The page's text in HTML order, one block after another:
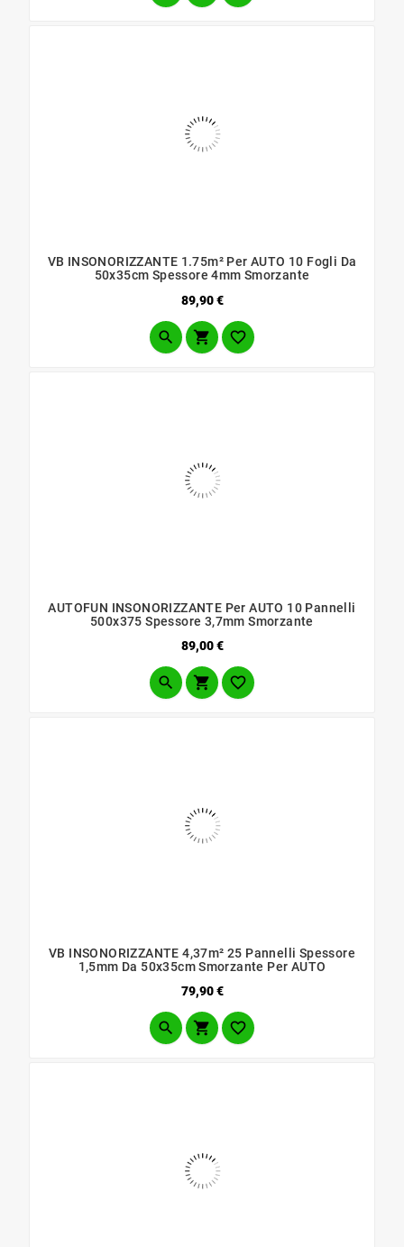
VB INSONORIZZANTE 1.75m² Per AUTO 10 Fogli Da
50x35cm Spessore 4mm Smorzante
89,90 €Prezzo
  
AUTOFUN INSONORIZZANTE Per AUTO 10 Pannelli
500x375 Spessore 3,7mm Smorzante
89,00 €Prezzo
  
VB INSONORIZZANTE 4,37m² 25 Pannelli Spessore
1,5mm Da 50x35cm Smorzante Per AUTO
79,90 €Prezzo
  